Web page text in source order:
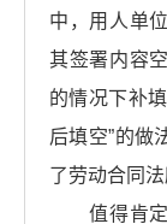
中，用人单
其签署内容
的情况下补
后填空”的做
了劳动合同
值得肯定